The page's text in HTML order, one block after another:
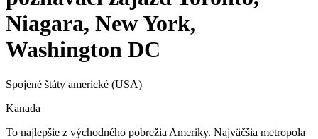
Niagara, New York,
Washington DC
Spojené štáty americké (USA)
Kanada
To najlepšie z východného pobrežia Ameriky. Najväčšia metropola